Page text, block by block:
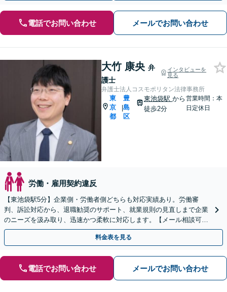
電話でお問い合わせ メールでお問い合わせ
大竹 康央 弁
護士
インタビューを
見る
弁護士法人コスモポリタン法律事務所
東
京
都
|
豊
島
区
東池袋駅 から
徒歩2分
営業時間：本
日定休日
労働・雇用契約違反
【東池袋駅5分】企業側・労働者側どちらも対応実績あり。労働審
判、訴訟対応から、退職勧奨のサポート、就業規則の見直しまで企業
のニーズを汲み取り、迅速かつ柔軟に対応します。【メール相談可】
【オンライン相談可】
料金表を見る
電話でお問い合わせ メールでお問い合わせ